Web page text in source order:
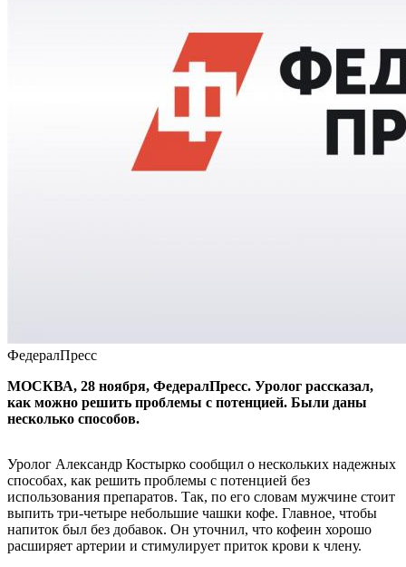
ФедералПресс
МОСКВА, 28 ноября, ФедералПресс. Уролог рассказал,
как можно решить проблемы с потенцией. Были даны
несколько способов.
Уролог Александр Костырко сообщил о нескольких надежных
способах, как решить проблемы с потенцией без
использования препаратов. Так, по его словам мужчине стоит
выпить три-четыре небольшие чашки кофе. Главное, чтобы
напиток был без добавок. Он уточнил, что кофеин хорошо
расширяет артерии и стимулирует приток крови к члену.